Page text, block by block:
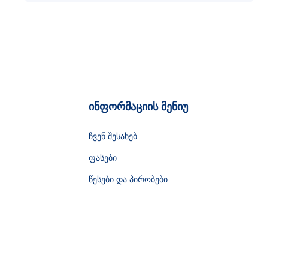
ინფორმაციის მენიუ
ჩვენ შესახებ
ფასები
წესები და პირობები